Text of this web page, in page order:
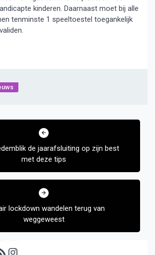
kinderen. Daarnaast moet bij alle
tenminste 1 speeltoestel toegankelijk
de jaarafsluiting op zijn best
met deze tips
lockdown wandelen terug van
weggeweest
RSS feed